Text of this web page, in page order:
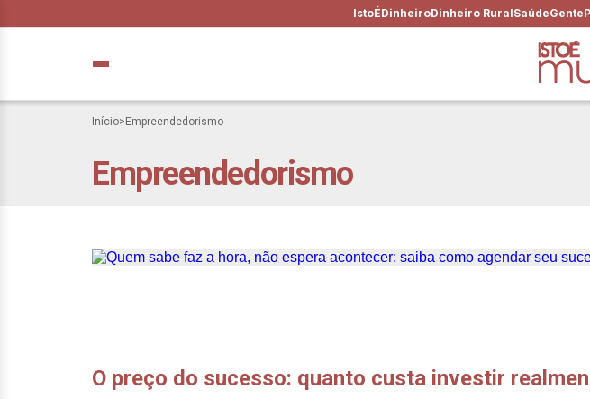
IstoÉDinheiroDinheiro RuralSaúdeGente
Início> Empreendedorismo
Empreendedorismo
Quem sabe faz a hora, não
O preço do sucesso: quanto custa investir